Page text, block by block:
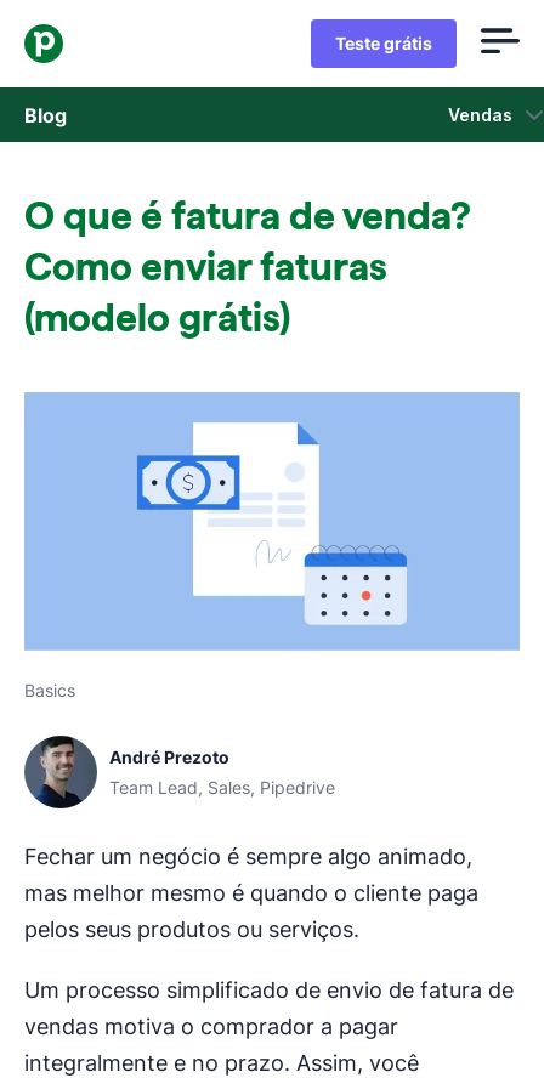
Teste grátis
Blog Vendas
Marketing
Atualizações de Produtos
O que é fatura de venda?
Como enviar faturas
(modelo grátis)
Basics
André Prezoto
Team Lead, Sales, Pipedrive
Fechar um negócio é sempre algo animado,
mas melhor mesmo é quando o cliente paga
pelos seus produtos ou serviços.
Um processo simplificado de envio de fatura de
vendas motiva o comprador a pagar
integralmente e no prazo. Assim, você